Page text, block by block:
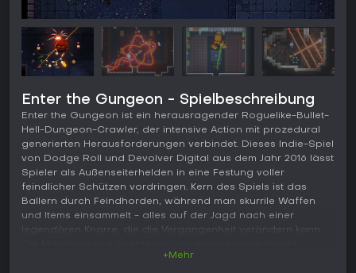
Enter the Gungeon - Spielbeschreibung
Enter the Gungeon ist ein herausragender Roguelike-Bullet-
Hell-Dungeon-Crawler, der intensive Action mit prozedural
generierten Herausforderungen verbindet. Dieses Indie-Spiel
von Dodge Roll und Devolver Digital aus dem Jahr 2016 lässt
Spieler als Außenseiterhelden in eine Festung voller
feindlicher Schützen vordringen. Kern des Spiels ist das
Ballern durch Feindhorden, während man skurrile Waffen
und Items einsammelt - alles auf der Jagd nach einer
legendären Knarre, die die Vergangenheit verändern kann.
begeistert Fans rasanter Indie-Titel, die schnelle Reflexe und
+Mehr